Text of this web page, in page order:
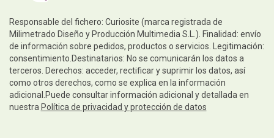
Responsable del fichero: Curiosite (marca registrada de
Milimetrado Diseño y Producción Multimedia S.L.). Finalidad: envío
de información sobre pedidos, productos o servicios. Legitimación:
consentimiento.Destinatarios: No se comunicarán los datos a
terceros. Derechos: acceder, rectificar y suprimir los datos, así
como otros derechos, como se explica en la información
adicional.Puede consultar información adicional y detallada en
nuestra Política de privacidad y protección de datos